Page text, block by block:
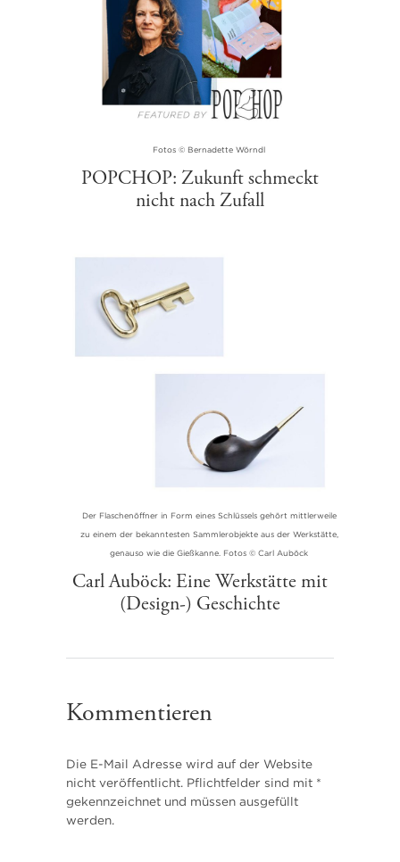
Fotos © Bernadette Wörndl
POPCHOP: Zukunft schmeckt
nicht nach Zufall
Der Flaschenöffner in Form eines Schlüssels gehört mittlerweile
zu einem der bekanntesten Sammlerobjekte aus der Werkstätte,
genauso wie die Gießkanne. Fotos © Carl Auböck
Carl Auböck: Eine Werkstätte mit
(Design-) Geschichte
Kommentieren
Die E-Mail Adresse wird auf der Website
nicht veröffentlicht. Pflichtfelder sind mit *
gekennzeichnet und müssen ausgefüllt
werden.